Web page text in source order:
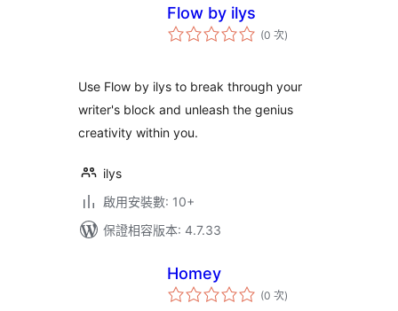
Flow by ilys
(0 次評
分)
Use Flow by ilys to break through your
writer's block and unleash the genius
creativity within you.
ilys
啟用安裝數: 10+
保證相容版本: 4.7.33
Homey
(0 次評
分)